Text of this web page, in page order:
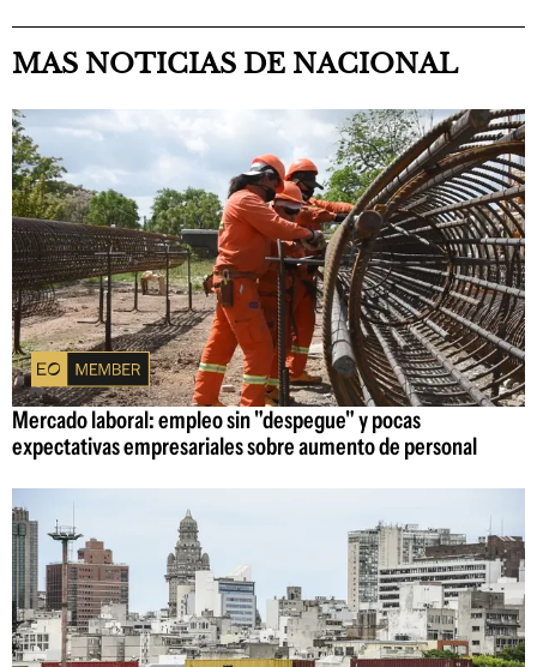
MAS NOTICIAS DE NACIONAL
Mercado laboral: empleo sin "despegue" y pocas
expectativas empresariales sobre aumento de personal